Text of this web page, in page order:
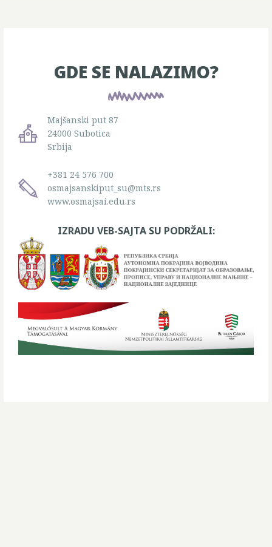
GDE SE NALAZIMO?
Majšanski put 87
24000 Subotica
Srbija
+381 24 576 700
osmajsanskiput_su@mts.rs
www.osmajsai.edu.rs
IZRADU VEB-SAJTA SU PODRŽALI: